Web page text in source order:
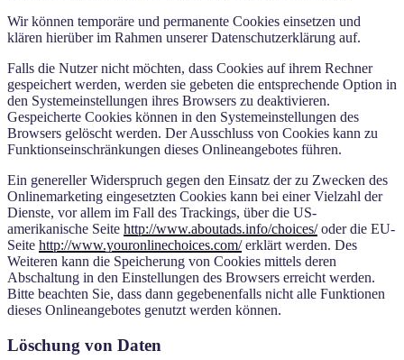
Wir können temporäre und permanente Cookies einsetzen und
klären hierüber im Rahmen unserer Datenschutzerklärung auf.
Falls die Nutzer nicht möchten, dass Cookies auf ihrem Rechner
gespeichert werden, werden sie gebeten die entsprechende Option in
den Systemeinstellungen ihres Browsers zu deaktivieren.
Gespeicherte Cookies können in den Systemeinstellungen des
Browsers gelöscht werden. Der Ausschluss von Cookies kann zu
Funktionseinschränkungen dieses Onlineangebotes führen.
Ein genereller Widerspruch gegen den Einsatz der zu Zwecken des
Onlinemarketing eingesetzten Cookies kann bei einer Vielzahl der
Dienste, vor allem im Fall des Trackings, über die US-
amerikanische Seite http://www.aboutads.info/choices/oder die EU-
Seite http://www.youronlinechoices.com/erklärt werden. Des
Weiteren kann die Speicherung von Cookies mittels deren
Abschaltung in den Einstellungen des Browsers erreicht werden.
Bitte beachten Sie, dass dann gegebenenfalls nicht alle Funktionen
dieses Onlineangebotes genutzt werden können.
Löschung von Daten